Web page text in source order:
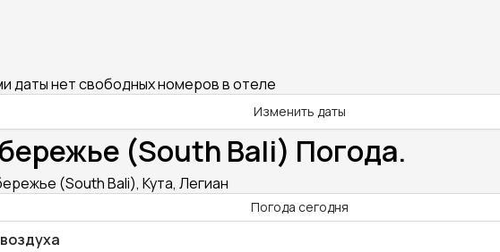
даты нет свободных номеров в отеле
Изменить даты
(South Bali) Погода.
(South Bali), Кута, Легиан
Погода сегодня